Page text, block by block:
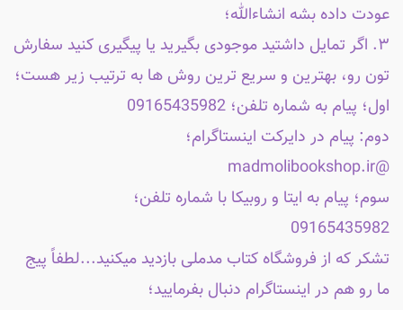
عودت داده بشه انشاءالله؛
۳. اگر تمایل داشتید موجودی بگیرید یا پیگیری کنید سفارش
تون رو، بهترین و سریع ترین روش ها به ترتیب زیر هست؛
اول؛ پیام به شماره تلفن؛ 09165435982
دوم: پیام در دایرکت اینستاگرام؛
@madmolibookshop.ir
سوم؛ پیام به ایتا و روبیکا با شماره تلفن؛
09165435982
تشکر که از فروشگاه کتاب مدملی بازدید میکنید...لطفاً پیج
ما رو هم در اینستاگرام دنبال بفرمایید؛